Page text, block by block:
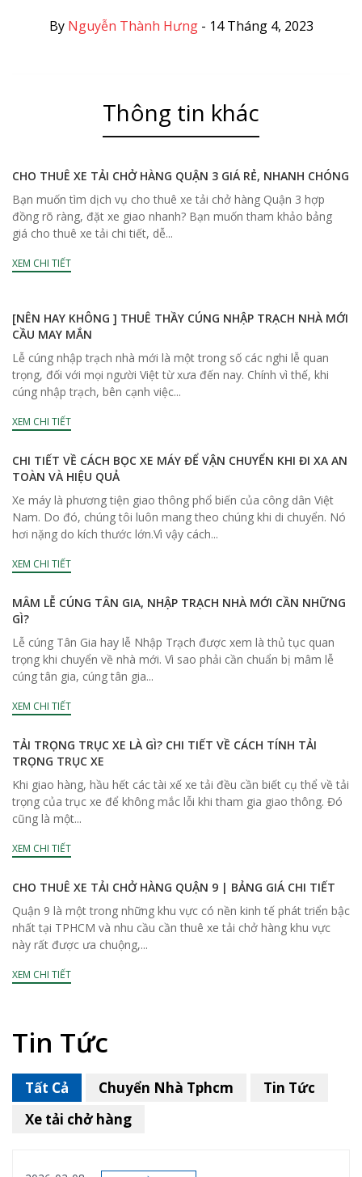
By Nguyễn Thành Hưng- 14 Tháng 4, 2023
Thông tin khác
CHO THUÊ XE TẢI CHỞ HÀNG QUẬN 3 GIÁ RẺ, NHANH CHÓNG
Bạn muốn tìm dịch vụ cho thuê xe tải chở hàng Quận 3 hợp
đồng rõ ràng, đặt xe giao nhanh? Bạn muốn tham khảo bảng
giá cho thuê xe tải chi tiết, dễ...
XEM CHI TIẾT
[NÊN HAY KHÔNG ] THUÊ THẦY CÚNG NHẬP TRẠCH NHÀ MỚI
CẦU MAY MẮN
Lễ cúng nhập trạch nhà mới là một trong số các nghi lễ quan
trọng, đối với mọi người Việt từ xưa đến nay. Chính vì thế, khi
cúng nhập trạch, bên cạnh việc...
XEM CHI TIẾT
CHI TIẾT VỀ CÁCH BỌC XE MÁY ĐỂ VẬN CHUYỂN KHI ĐI XA AN
TOÀN VÀ HIỆU QUẢ
Xe máy là phương tiện giao thông phổ biến của công dân Việt
Nam. Do đó, chúng tôi luôn mang theo chúng khi di chuyển. Nó
hơi nặng do kích thước lớn.Vì vậy cách...
XEM CHI TIẾT
MÂM LỄ CÚNG TÂN GIA, NHẬP TRẠCH NHÀ MỚI CẦN NHỮNG
GÌ?
Lễ cúng Tân Gia hay lễ Nhập Trạch được xem là thủ tục quan
trọng khi chuyển về nhà mới. Vì sao phải cần chuẩn bị mâm lễ
cúng tân gia, cúng tân gia...
XEM CHI TIẾT
TẢI TRỌNG TRỤC XE LÀ GÌ? CHI TIẾT VỀ CÁCH TÍNH TẢI
TRỌNG TRỤC XE
Khi giao hàng, hầu hết các tài xế xe tải đều cần biết cụ thể về tải
trọng của trục xe để không mắc lỗi khi tham gia giao thông. Đó
cũng là một...
XEM CHI TIẾT
CHO THUÊ XE TẢI CHỞ HÀNG QUẬN 9 | BẢNG GIÁ CHI TIẾT
Quận 9 là một trong những khu vực có nền kinh tế phát triển bậc
nhất tại TPHCM và nhu cầu cần thuê xe tải chở hàng khu vực
này rất được ưa chuộng,...
XEM CHI TIẾT
Tin Tức
Tất Cả Chuyển Nhà Tphcm
Tin Tức
Xe tải chở hàng